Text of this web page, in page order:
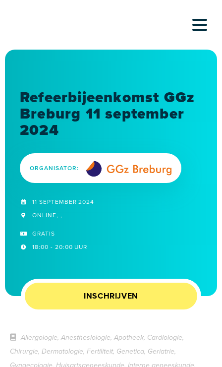
Refeerbijeenkomst GGz
Breburg 11 september
2024
ORGANISATOR:
11 SEPTEMBER 2024
ONLINE, ,
GRATIS
18:00 - 20:00 UUR
INSCHRIJVEN
Allergologie, Anesthesiologie, Apotheek, Cardiologie,
Chirurgie, Dermatologie, Fertiliteit, Genetica, Geriatrie,
Gynaecologie, Huisartsgeneeskunde, Interne geneeskunde,